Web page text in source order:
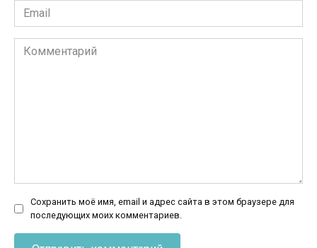
Email
*
Комментарий
Сохранить моё имя, email и адрес сайта в этом браузере для
последующих моих комментариев.